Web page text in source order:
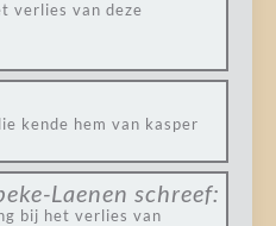
verlies van deze
kende hem van kasper
Laenen schreef:
bij het verlies van